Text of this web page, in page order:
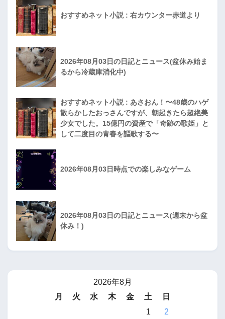
おすすめネット小説 : 右カウンター赤道より
2026年08月03日の日記とニュース(盆休み始ま
るから冷蔵庫消化中)
おすすめネット小説 : あさおん！〜48歳のハゲ
散らかしたおっさんですが、朝起きたら超絶美
少女でした。15億円の資産で「奇跡の歌姫」と
して二度目の青春を謳歌する〜
2026年08月03日時点での楽しみなゲーム
2026年08月03日の日記とニュース(週末から盆
休み！)
2026年8月
月
火 水 木 金 土
日
1
2